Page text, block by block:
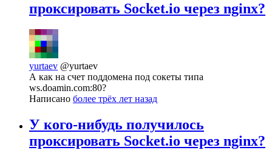
проксировать Socket.io через nginx?
yurtaev @yurtaev
А как на счет поддомена под сокеты типа
ws.doamin.com:80?
Написано более трёх лет назад
У кого-нибудь получилось
проксировать Socket.io через nginx?